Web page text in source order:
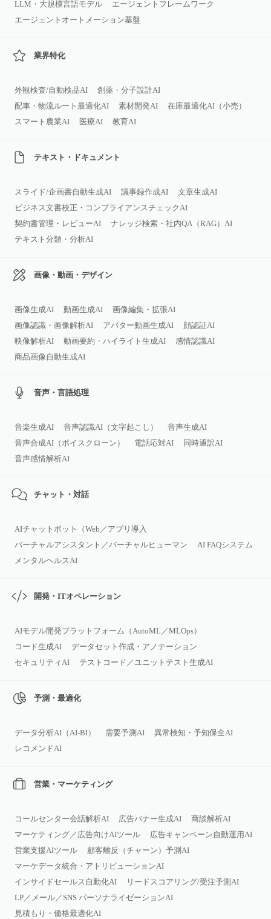
LLM・大規模言語モデル
エージェントフレームワーク
エージェントオートメーション基盤
業界特化
外観検査/自動検品AI
創薬・分子設計AI
配車・物流ルート最適化AI
素材開発AI
在庫最適化AI（小売）
スマート農業AI
医療AI 教育AI
テキスト・ドキュメント
スライド/企画書自動生成AI 議事録作成AI
文章生成AI
ビジネス文書校正・コンプライアンスチェックAI
契約書管理・レビューAI
ナレッジ検索・社内QA（RAG）AI
テキスト分類・分析AI
画像・動画・デザイン
画像生成AI 動画生成AI
画像編集・拡張AI
画像認識・画像解析AI
アバター動画生成AI
顔認証AI
映像解析AI
動画要約・ハイライト生成AI
感情認識AI
商品画像自動生成AI
音声・言語処理
音楽生成AI 音声認識AI（文字起こし）
音声生成AI
音声合成AI（ボイスクローン）
電話応対AI
同時通訳AI
音声感情解析AI
チャット・対話
AIチャットボット（Web／アプリ導入
バーチャルアシスタント／バーチャルヒューマン
AI FAQシステム
メンタルヘルスAI
開発・ITオペレーション
AIモデル開発プラットフォーム（AutoML／MLOps）
コード生成AI
データセット作成・アノテーション
セキュリティAI
テストコード／ユニットテスト生成AI
予測・最適化
データ分析AI（AI‑BI） 需要予測AI
異常検知・予知保全AI
レコメンドAI
営業・マーケティング
コールセンター会話解析AI 広告バナー生成AI
商談解析AI
マーケティング／広告向けAIツール
広告キャンペーン自動運用AI
営業支援AIツール
顧客離反（チャーン）予測AI
マーケデータ統合・アトリビューションAI
インサイドセールス自動化AI
リードスコアリング/受注予測AI
LP／メール／SNS パーソナライゼーションAI
見積もり・価格最適化AI